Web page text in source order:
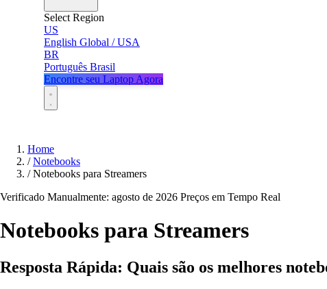
Select Region
US
English Global / USA
BR
Português Brasil
Encontre seu Laptop Agora
Home
/ Notebooks
/ Notebooks para Streamers
Verificado Manualmente: agosto de 2026 Preços em Tempo Real
Notebooks para Streamers
Resposta Rápida: Quais são os melhores